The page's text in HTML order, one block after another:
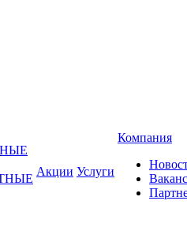
Акции Услуги
Компания